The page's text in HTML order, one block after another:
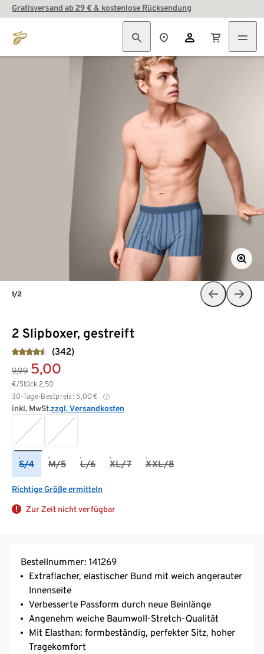
Gratisversand ab 29 € & kostenlose Rücksendung
2 Slipboxer, gestreift
(342)
9,99 5,00
€/Stück 2,50
30-Tage-Bestpreis: 5,00 €
inkl. MwSt.zzgl. Versandkosten
S/4 M/5 L/6 XL/7 XXL/8
Richtige Größe ermitteln
Zur Zeit nicht verfügbar
1/2
Bestellnummer: 141269
Extraflacher, elastischer Bund mit weich angerauter
Innenseite
Verbesserte Passform durch neue Beinlänge
Angenehm weiche Baumwoll-Stretch-Qualität
Mit Elasthan: formbeständig, perfekter Sitz, hoher
Tragekomfort